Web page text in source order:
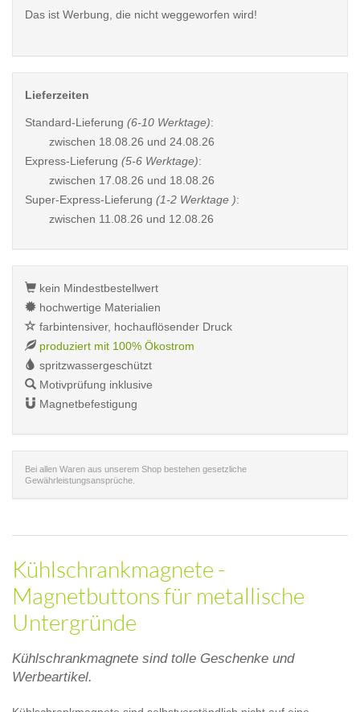
Das ist Werbung, die nicht weggeworfen wird!
Lieferzeiten
Standard-Lieferung (6-10 Werktage):
zwischen 18.08.26 und 24.08.26
Express-Lieferung (5-6 Werktage):
zwischen 17.08.26 und 18.08.26
Super-Express-Lieferung (1-2 Werktage ):
zwischen 11.08.26 und 12.08.26
kein Mindestbestellwert
hochwertige Materialien
farbintensiver, hochauflösender Druck
produziert mit 100% Ökostrom
spritzwassergeschützt
Motivprüfung inklusive
Magnetbefestigung
Bei allen Waren aus unserem Shop bestehen gesetzliche
Gewährleistungsansprüche.
Kühlschrankmagnete -
Magnetbuttons für metallische
Untergründe
Kühlschrankmagnete sind tolle Geschenke und
Werbeartikel.